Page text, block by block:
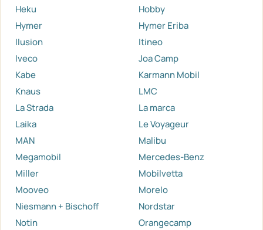
Heku
Hobby
Hymer
Hymer Eriba
Ilusion
Itineo
Iveco
Joa Camp
Kabe
Karmann Mobil
Knaus
LMC
La Strada
La marca
Laika
Le Voyageur
MAN
Malibu
Megamobil
Mercedes-Benz
Miller
Mobilvetta
Mooveo
Morelo
Niesmann + Bischoff
Nordstar
Notin
Orangecamp